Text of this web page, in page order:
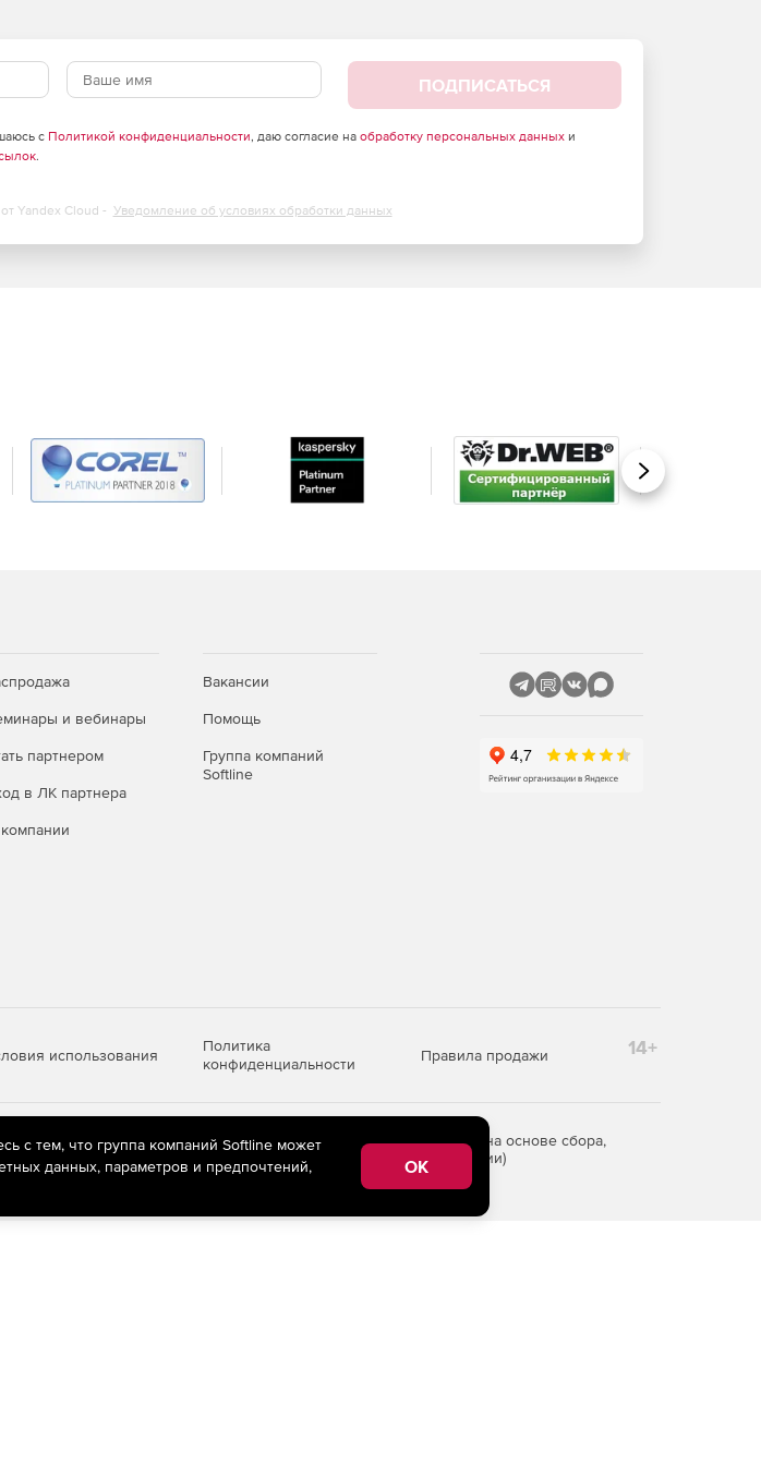
ПОДПИСАТЬСЯ
с Политикой конфиденциальности, даю согласие на обработку персональных данныхи
.
Yandex Cloud - Уведомление об условиях обработки данных
Вперед
и вебинары
партнером
в ЛК партнера
Вакансии
Помощь
Группа компаний
Softline
использования
Политика
конфиденциальности
Правила продажи 14+
(информационные технологии предоставления информации на основе сбора,
«Интернет», находящихся на территории Российской Федерации)
с тем, что группа компаний Softline может
данных, параметров и предпочтений,
OK